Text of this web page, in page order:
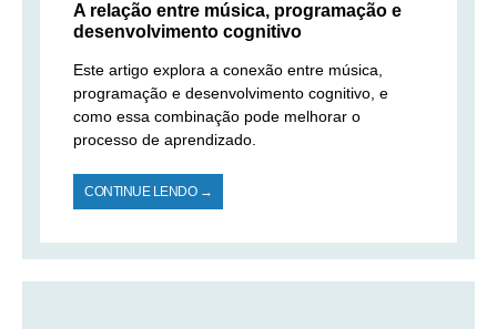
A relação entre música, programação e
desenvolvimento cognitivo
Este artigo explora a conexão entre música,
programação e desenvolvimento cognitivo, e
como essa combinação pode melhorar o
processo de aprendizado.
CONTINUE LENDO →